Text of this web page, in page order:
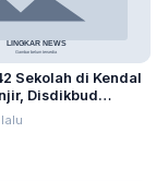
Sekolah di Kendal
Disdikbud
di Jalur